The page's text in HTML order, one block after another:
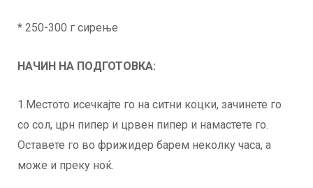
* 250-300 г сирење
НАЧИН НА ПОДГОТОВКА:
1.Местото исечкајте го на ситни коцки, зачинете го
со сол, црн пипер и црвен пипер и намастете го.
Оставете го во фрижидер барем неколку часа, а
може и преку ноќ.